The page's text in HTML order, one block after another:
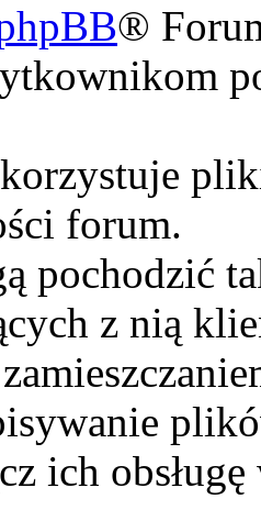
®
forum.
pochodzić
z nią
ich